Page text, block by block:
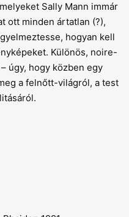
Sally Mann immár
ott minden ártatlan (?),
hogyan kell
Különös, noire-
úgy, hogy közben egy
a felnőtt-világról, a test